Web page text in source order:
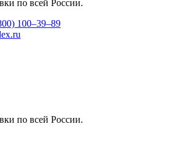
по всей России.
100–39–89
по всей России.